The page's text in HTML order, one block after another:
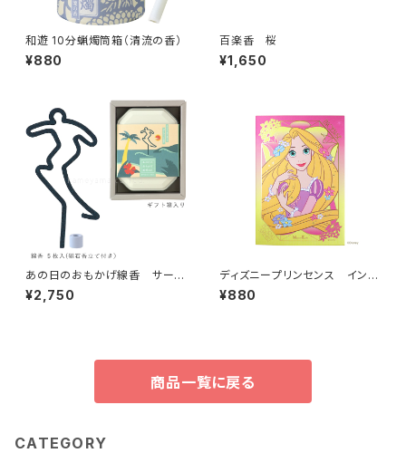
和遊 10分蝋燭筒箱（清流の香）
¥880
百楽香 桜
¥1,650
あの日のおもかげ線香 サーフ
ィン
¥2,750
ディズニープリンセンス インセ
ンス ラプンツェル
¥880
商品一覧に戻る
CATEGORY